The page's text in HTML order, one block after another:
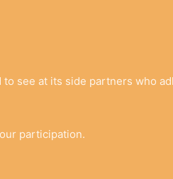
see at its side partners who
participation.